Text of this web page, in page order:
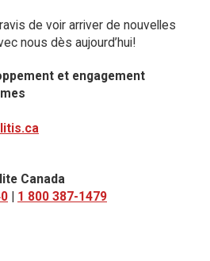
de voir arriver de nouvelles
nous dès aujourd’hui!
et engagement
Canada
| 1 800 387-1479